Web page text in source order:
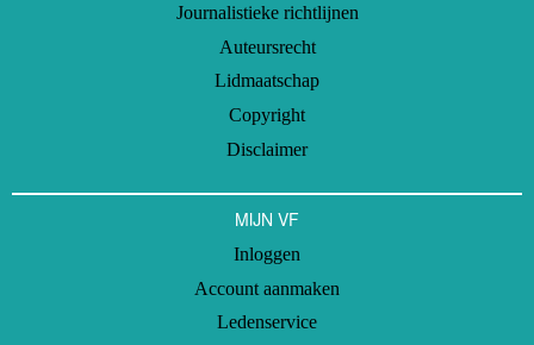
Journalistieke richtlijnen
Auteursrecht
Lidmaatschap
Copyright
Disclaimer
MIJN VF
Inloggen
Account aanmaken
Ledenservice